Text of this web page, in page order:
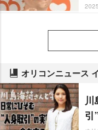
オリコンニュース
川
引